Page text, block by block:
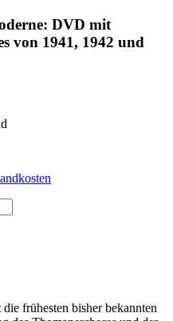
DVD mit
von 1941, 1942 und
frühesten bisher bekannten